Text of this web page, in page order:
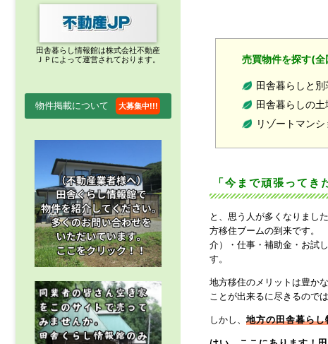
売買物件を探す(全
田舎暮らしと別
田舎暮らしの土
リゾートマンシ
「今まで頑張って
と、思う人が多くなりまし
方移住ブームの到来です。
介）・仕事・補助金・お試
す。
地方移住のメリットは豊か
ことが出来るに尽きるので
しかし、 地方の田舎暮ら
田舎暮らし情報館は株式会社不動産
ＪＰによって運営されております。
物件掲載について 大募集中!!!